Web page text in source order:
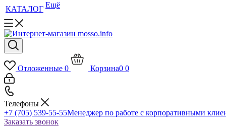
КАТАЛОГ Ещё
Отложенные 0 Корзина0 0
Телефоны
+7 (705) 539-55-55Менеджер по работе с корпоративными
Заказать звонок